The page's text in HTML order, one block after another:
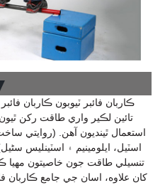
ڪاربان فائبر ٽيوبون ڪاربان
تائين لڪير واري طاقت رکن
استعمال ٿينديون آهن. (روايتي
اسٽيل، ايلومينيم ۽ اسٽينلیس
تنسيلي طاقت جون خاصيتون
کان علاوه، اسان جي جامع ڪاربان